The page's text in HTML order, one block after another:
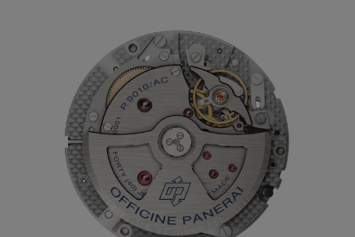
sans affecter l’aiguille des minutes ni la marche.